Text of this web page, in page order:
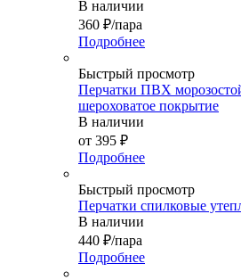
В наличии
360 ₽/пара
Подробнее
Быстрый просмотр
Перчатки ПВХ
шероховатое покрытие
В наличии
от 395 ₽
Подробнее
Быстрый просмотр
Перчатки спилковые
В наличии
440 ₽/пара
Подробнее